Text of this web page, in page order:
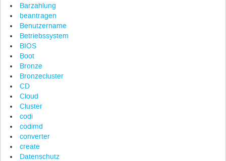
Barzahlung
beantragen
Benutzername
Betriebssystem
BIOS
Boot
Bronze
Bronzecluster
CD
Cloud
Cluster
codi
codimd
converter
create
Datenschutz